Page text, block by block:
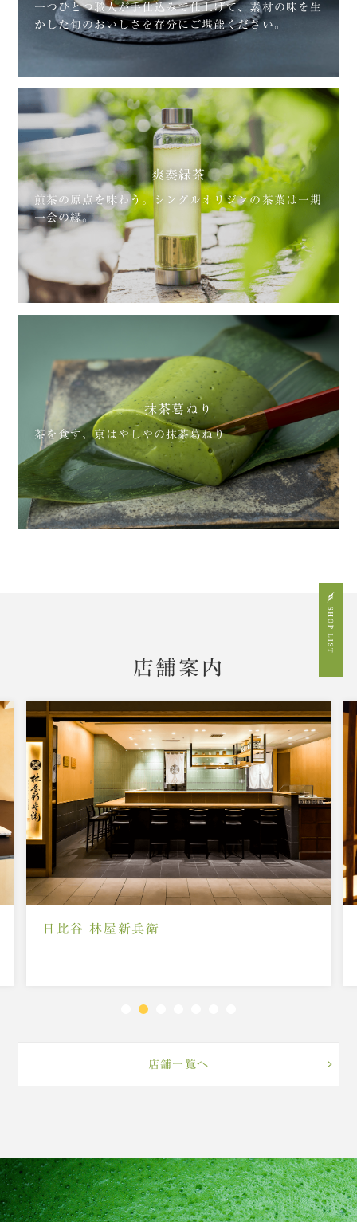
一つひとつ職人が手仕込みで仕上げて、素材の味を生
かした旬のおいしさを存分にご堪能ください。
爽奏緑茶
煎茶の原点を味わう。シングルオリジンの茶葉は一期
一会の縁。
抹茶葛ねり
茶を食す、京はやしやの抹茶葛ねり
店舗案内
日比谷 林屋新兵衛
店舗一覧へ